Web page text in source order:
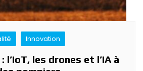
Innovation
l’IoT, les drones et l’IA à